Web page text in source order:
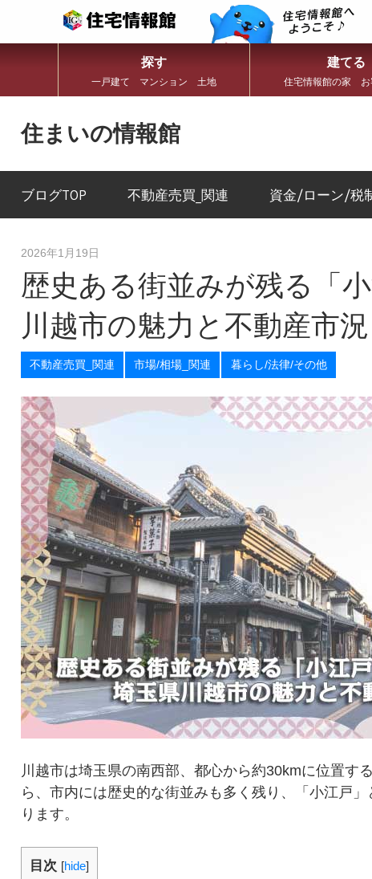
探す
一戸建て マンション 土地
建てる
住宅情報館の家 お
住まいの情報館
ま
と
暮
し
役
立
報
を
お
け
し
ま
す
！
ブログTOP 不動産売買_関連 資金/ローン/税
2026年1月19日
歴史ある街並みが残る「
川越市の魅力と不動産市況
不動産売買_関連 市場/相場_関連 暮らし/法律/その他
川越市は埼玉県の南西部、都心から約30kmに位置す
ら、市内には歴史的な街並みも多く残り、「小江戸
ります。
目次 [hide]